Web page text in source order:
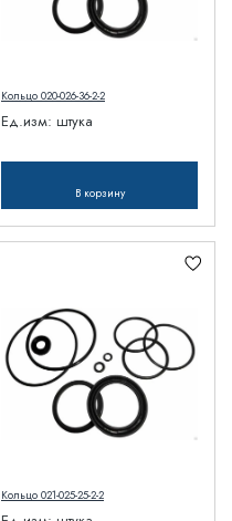
Кольцо 020-026-36-2-2
Ед.изм: штука
В корзину
Кольцо 021-025-25-2-2